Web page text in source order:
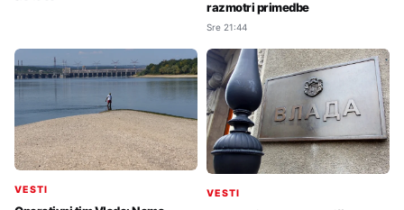
razmotri primedbe
Sre 21:44
VESTI VESTI